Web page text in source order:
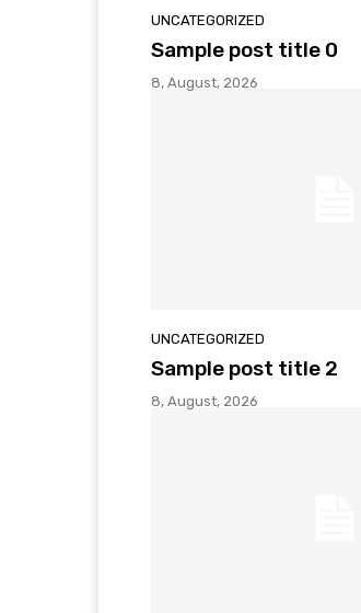
UNCATEGORIZED
Sample post title 0
8, August, 2026
UNCATEGORIZED
Sample post title 2
8, August, 2026